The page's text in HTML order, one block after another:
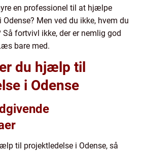
en professionel til at hjælpe
Men ved du ikke, hvem du
fortvivl ikke, der er nemlig god
bare med.
du hjælp til
i Odense
til projektledelse i Odense, så